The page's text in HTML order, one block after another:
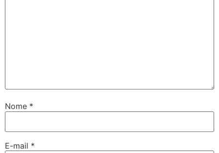
Nome *
E-mail *